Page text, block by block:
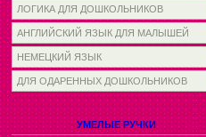
ЛОГИКА ДЛЯ ДОШКОЛЬНИКОВ
АНГЛИЙСКИЙ ЯЗЫК ДЛЯ МАЛЫШЕЙ
НЕМЕЦКИЙ ЯЗЫК
ДЛЯ ОДАРЕННЫХ ДОШКОЛЬНИКОВ
УМЕЛЫЕ РУЧКИ